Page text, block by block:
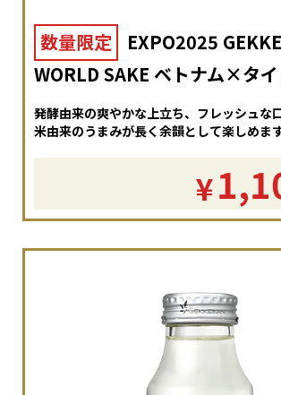
数量限定
EXPO2025
WORLD SAKE ベトナム×タ
発酵由来の爽やかな上立ち、フレッシュな
米由来のうまみが長く余韻として楽しめます
¥